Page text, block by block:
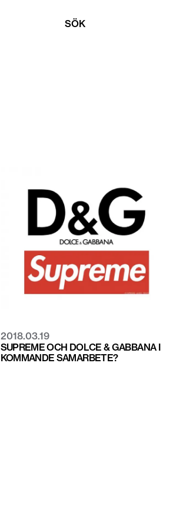
SÖK
2018.03.19
SUPREME OCH DOLCE & GABBANA I
KOMMANDE SAMARBETE?